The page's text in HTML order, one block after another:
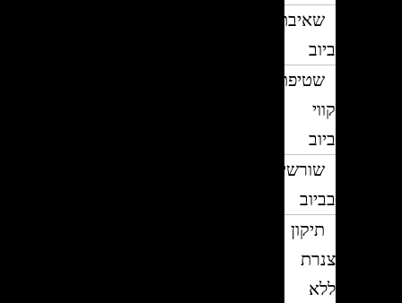
שאיבת
ביוב
שטיפת
קווי
ביוב
שורשים
בביוב
תיקון
צנרת
ללא